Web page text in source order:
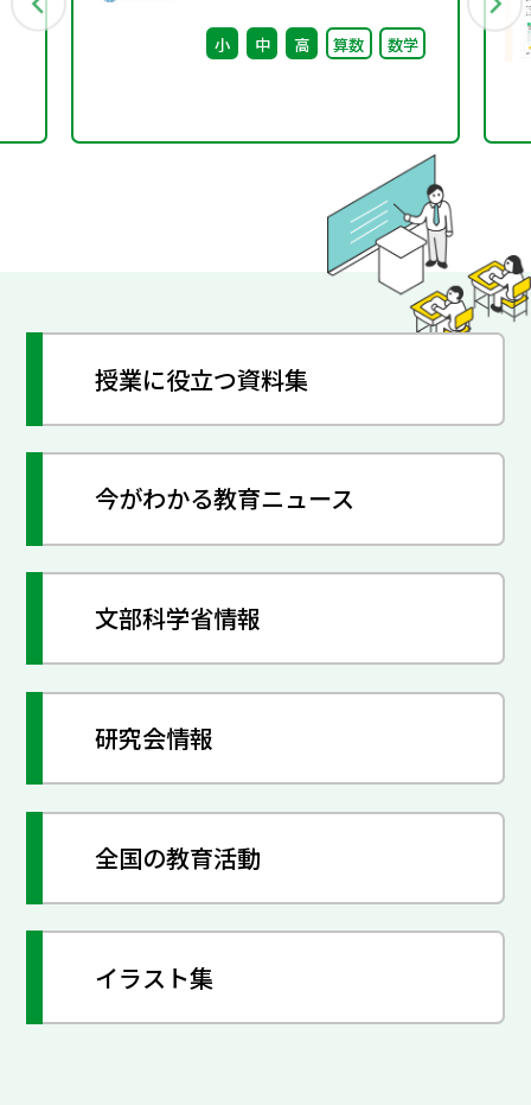
（第9回） 配付資料
小 中 高 算数 数学
授業に役立つ資料集
今がわかる教育ニュース
文部科学省情報
研究会情報
全国の教育活動
イラスト集